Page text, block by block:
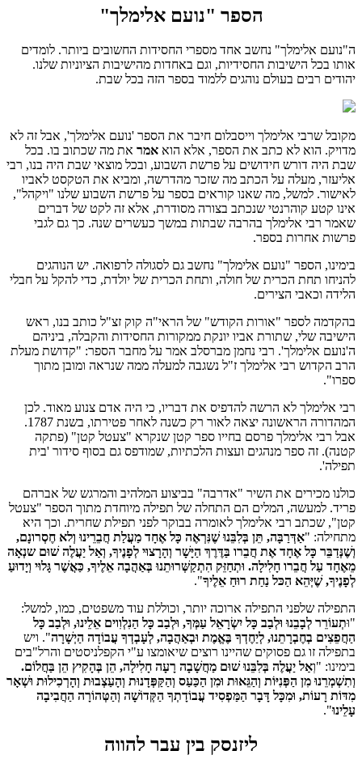
הספר "נועם אלימלך"
ה"נועם אלימלך" נחשב אחד מספרי החסידות החשובים ביותר. לומדים
אותו בכל הישיבות החסידיות, וגם באחדות מהישיבות הציוניות שלנו.
יהודים רבים בעולם נוהגים ללמוד בספר הזה בכל שבת.
מקובל שרבי אלימלך וייסבלום חיבר את הספר 'נועם אלימלך', אבל זה לא
מדויק. הוא לא כתב את הספר, אלא הוא אמר את מה שכתוב בו. בכל
שבת היה דורש חידושים על פרשת השבוע, ובכל מוצאי שבת היה בנו, רבי
אליעזר, מעלה על הכתב מה שזכר מהדרשה, ומביא את הטקסט לאביו
לאישור. למשל, מה שאנו קוראים בספר על פרשת השבוע שלנו "ויקהל",
אינו קטע קוהרנטי שנכתב בצורה מסודרת, אלא זה לקט של דברים
שאמר רבי אלימלך בהרבה שבתות במשך כעשרים שנה. כך גם לגבי
פרשות אחרות בספר.
בימינו, הספר "נועם אלימלך" נחשב גם לסגולה לרפואה. יש הנוהגים
להניחו תחת הכרית של חולה, ותחת הכרית של יולדת, כדי להקל על חבלי
הלידה וכאבי הצירים.
בהקדמה לספר "אורות הקודש" של הראי"ה קוק זצ"ל כותב בנו, ראש
הישיבה שלי, שתורת אביו יונקת ממקורות החסידות והקבלה, ביניהם
ה'נועם אלימלך'. רבי נחמן מברסלב אמר על מחבר הספר: "קדושת מעלת
הרב הקדוש רבי אלימלך ז"ל נשגבה למעלה ממה שנראה ומובן מתוך
ספרו".
רבי אלימלך לא הרשה להדפיס את דבריו, כי היה אדם צנוע מאוד. לכן
המהדורה הראשונה יצאה לאור רק כשנה לאחר פטירתו, בשנת 1787.
אבל רבי אלימלך פרסם בחייו ספר קטן שנקרא "צעטל קטן" (פתקה
קטנה). זה ספר מנהגים ועצות הלכתיות, שמודפס גם בסוף סידור 'בית
תפילה'.
כולנו מכירים את השיר "אדרבה" בביצוע המלהיב והמרגש של אברהם
פריד. למעשה, המלים הם התחלה של תפילה מיוחדת מתוך הספר "צעטל
קטן", שכתב רבי אלימלך לאומרה בבוקר לפני תפילת שחרית. וכך היא
מתחילה: "אַדְּרַבָּה, תֵּן בְּלִבֵּנוּ שֶׁנִּרְאֶה כָּל אֶחָד מַעֲלַת חֲבֵרֵינוּ וְלא חֶסְרונָם,
וְשֶׁנְּדַבֵּר כָּל אֶחָד אֶת חֲבֵרו בַּדֶּרֶךְ הַיָּשָׁר וְהָרָצוּי לְפָנֶיךָ, וְאַל יַעֲלֶה שׁוּם שנְאָה
מֵאֶחָד עַל חֲבֵרו חָלִילָה. וּתְחַזֵּק הִתְקַשְּׁרוּתֵנוּ בְּאַהֲבָה אֵלֶיךָ, כַּאֲשֶׁר גָּלוּי וְיָדוּעַ
לְפָנֶיךָ, שֶׁיְּהֵא הַכּל נַחַת רוּחַ אֵלֶיךָ".
התפילה שלפני התפילה ארוכה יותר, וכוללת עוד משפטים, כמו, למשל:
"וּתְעוֹרֵר לְבָבֵנוּ וּלְבַב כָּל יִשְׂרָאֵל עַמְּךָ, וּלְבַב כָּל הַנִלְוִוים אֵלֵינוּ, וּלְבַב כָּל
הַחֲפֵצִים בְחֶבְרָתֵנוּ, לְיַחֶדְךָ בֶּאֱמֶת וּבְאַהֲבָה, לְעָבְדְךָ עֲבוֹדָה הַיְשָׁרָה". ויש
בתפילה זו גם פסוקים שהיינו רוצים שיאומצו ע"י הקפלניסטים והרל"בים
בימינו: "וְאַל יַעֲלֶה בְּלִבֵּנוּ שׁוּם מַחֲשָׁבָה רָעָה חָלִילָה, הֵן בְּהָקִיץ הֵן בַּחֲלוֹם.
וְתִשְׁמְרֵנוּ מִן הַפְּנִיּוֹת וְהַגֵּאוּת וּמִן הַכַּעַס וְהַקַּפְּדָנוּת וְהָעַצְבוּת וְהָרְכִילוּת וּשְׁאָר
מִדּוֹת רָעוֹת, וּמִכָּל דָּבָר הַמַּפְסִיד עֲבוֹדָתְךָ הַקְּדוֹשָׁה וְהַטְּהוֹרָה הַחֲבִיבָה
עָלֵינוּ".
ליזנסק בין עבר להווה